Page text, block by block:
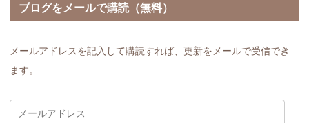
ブログをメールで購読（無料）
メールアドレスを記入して購読すれば、更新をメールで受信でき
ます。